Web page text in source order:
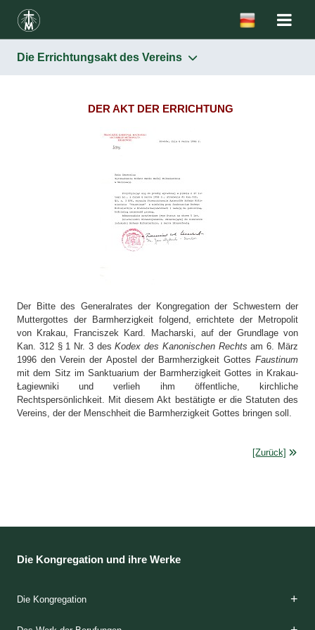
Die Errichtungsakt des Vereins
DER AKT DER ERRICHTUNG
Der Bitte des Generalrates der Kongregation der Schwestern der
Muttergottes der Barmherzigkeit folgend, errichtete der Metropolit
von Krakau, Franciszek Kard. Macharski, auf der Grundlage von
Kan. 312 § 1 Nr. 3 desKodex des Kanonischen Rechts am 6. März
1996 den Verein der Apostel der Barmherzigkeit Gottes Faustinum
mit dem Sitz im Sanktuarium der Barmherzigkeit Gottes in Krakau-
Łagiewniki und verlieh ihm öffentliche, kirchliche
Rechtspersönlichkeit. Mit diesem Akt bestätigte er die Statuten des
Vereins, der der Menschheit die Barmherzigkeit Gottes bringen soll.
[Zurück]
Die Kongregation und ihre Werke
Die Kongregation